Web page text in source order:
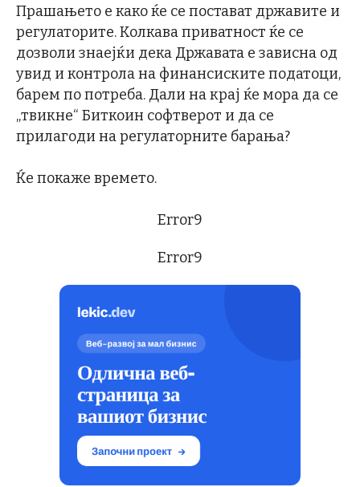
Прашањето е како ќе се постават државите и
регулаторите. Колкава приватност ќе се
дозволи знаејќи дека Државата е зависна од
увид и контрола на финансиските податоци,
барем по потреба. Дали на крај ќе мора да се
„твикне“ Биткоин софтверот и да се
прилагоди на регулаторните барања?
Ќе покаже времето.
Error9
Error9